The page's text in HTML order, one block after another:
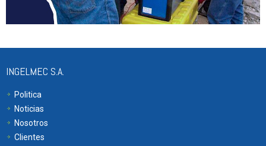
INGELMEC S.A.
Politica
Noticias
Nosotros
Clientes